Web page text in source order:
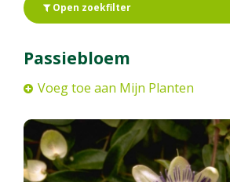
Open zoekfilter
Passiebloem
Voeg toe aan Mijn Planten